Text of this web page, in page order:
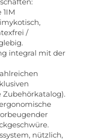
/
integral mit der
Zubehörkatalog).
nützlich,